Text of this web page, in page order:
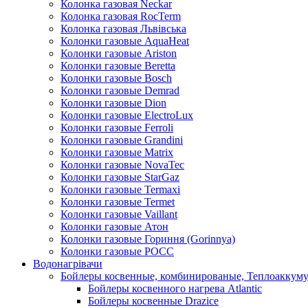
Колонка газовая Neckar
Колонка газовая RocTerm
Колонка газовая Львiвська
Колонки газовые AquaHeat
Колонки газовые Ariston
Колонки газовые Beretta
Колонки газовые Bosch
Колонки газовые Demrad
Колонки газовые Dion
Колонки газовые ElectroLux
Колонки газовые Ferroli
Колонки газовые Grandini
Колонки газовые Matrix
Колонки газовые NovaTec
Колонки газовые StarGaz
Колонки газовые Termaxi
Колонки газовые Termet
Колонки газовые Vaillant
Колонки газовые Атон
Колонки газовые Гориння (Gorinnya)
Колонки газовые РОСС
Водонагрівачи
Бойлеры косвенные, комбинированые,
Бойлеры косвенного нагрева Atlantic
Бойлеры косвенные Drazice